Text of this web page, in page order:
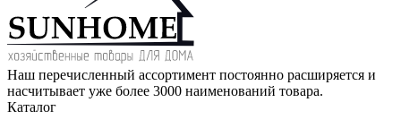
Наш перечисленный ассортимент постоянно расширяется и
насчитывает уже более 3000 наименований товара.
Каталог